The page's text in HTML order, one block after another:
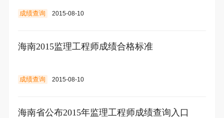
成绩查询 2015-08-10
海南2015监理工程师成绩合格标准
成绩查询 2015-08-10
海南省公布2015年监理工程师成绩查询入口